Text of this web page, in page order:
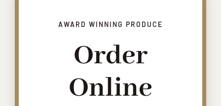
AWARD WINNING PRODUCE
Order
Online